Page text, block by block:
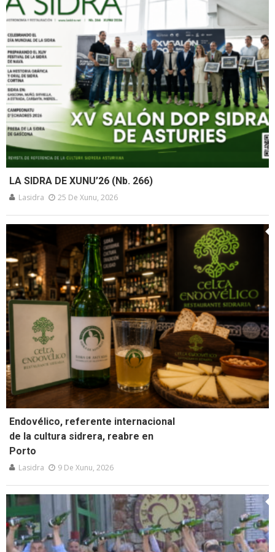
LA SIDRA DE XUNU’26 (Nb. 266)
Lasidra 25 De Xunu, 2026
Endovélico, referente internacional
de la cultura sidrera, reabre en
Porto
Lasidra 9 De Xunu, 2026